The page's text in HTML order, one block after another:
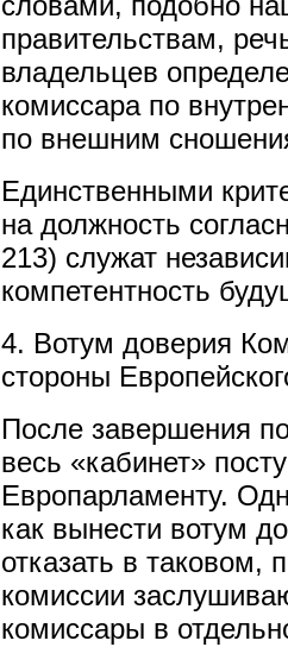
правительствам,
владельцев
комиссара по
по внешним
Единственными
на должность
213) служат
компетентность
4. Вотум доверия
стороны
После завершения
весь «кабинет»
Европарламенту.
как вынести вотум
отказать в таковом,
комиссии
комиссары в